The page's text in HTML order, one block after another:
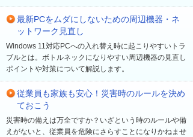
最新PCをムダにしないための周辺機器・ネ
ットワーク見直し
Windows 11対応PCへの入れ替え時に起こりやすいトラ
ブルとは。ボトルネックになりやすい周辺機器の見直し
ポイントや対策について解説します。
従業員も家族も安心！災害時のルールを決め
ておこう
災害時の備えは万全ですか？いざという時のルールや備
えがないと、従業員を危険にさらすことになりかねませ